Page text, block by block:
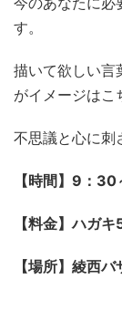
す。
描いて欲しい言
がイメージはこ
不思議と心に刺
【時間】9：
【料金】ハガ
【場所】綾西